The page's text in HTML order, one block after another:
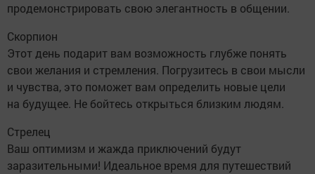
продемонстрировать свою элегантность в общении.
Скорпион
Этот день подарит вам возможность глубже понять
свои желания и стремления. Погрузитесь в свои мысли
и чувства, это поможет вам определить новые цели
на будущее. Не бойтесь открыться близким людям.
Стрелец
Ваш оптимизм и жажда приключений будут
заразительными! Идеальное время для путешествий